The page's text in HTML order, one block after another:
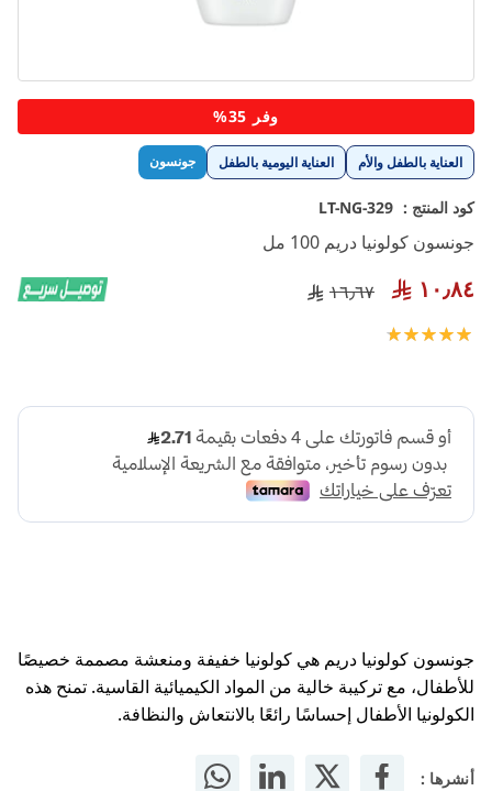
العناية بالطفل والأم العناية اليومية بالطفل جونسون
كود المنتج : LT-NG-329
جونسون كولونيا دريم 100 مل
١٠٫٨٤ ١٦٫٦٧
تقييم:
جونسون كولونيا دريم هي كولونيا خفيفة ومنعشة مصممة خصيصًا
للأطفال، مع تركيبة خالية من المواد الكيميائية القاسية. تمنح هذه
الكولونيا الأطفال إحساسًا رائعًا بالانتعاش والنظافة.
أنشرها :
تخطي
إلى
بداية
معرض
الصور
وفر 35%